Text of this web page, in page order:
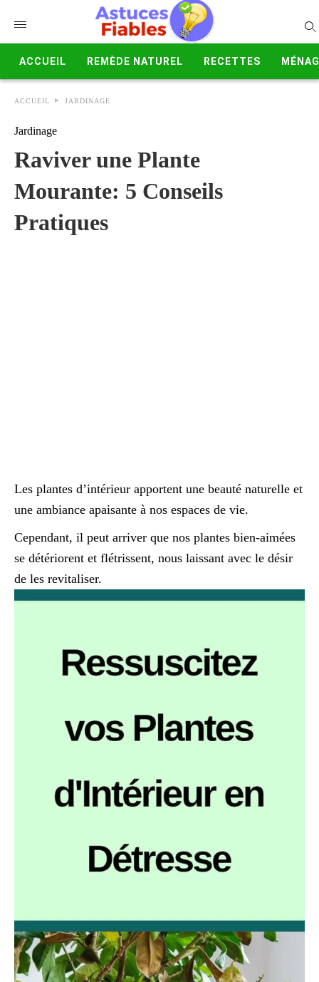
ACCUEIL REMÈDE NATUREL RECETTES
ACCUEIL JARDINAGE
Jardinage
Raviver une Plante
Mourante: 5 Conseils
Pratiques
Les plantes d’intérieur apportent une beauté naturelle et
une ambiance apaisante à nos espaces de vie.
Cependant, il peut arriver que nos plantes bien-aimées
se détériorent et flétrissent, nous laissant avec le désir
de les revitaliser.